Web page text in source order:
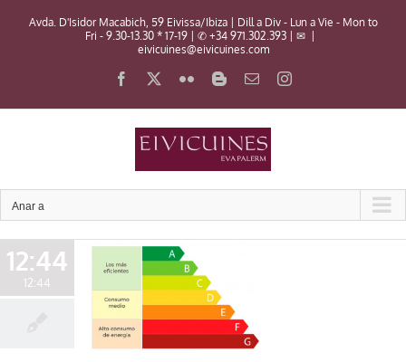
Avda. D'Isidor Macabich, 59 Eivissa/Ibiza | Dill a Div - Lun a Vie - Mon to
Fri - 9.30-13.30 * 17-19 | ✆ +34 971.302.393 | ✉
eivicuines@eivicuines.com
Facebook FlickrBloggerEmail:Instagram
Anar a
12:44
12:44
energética